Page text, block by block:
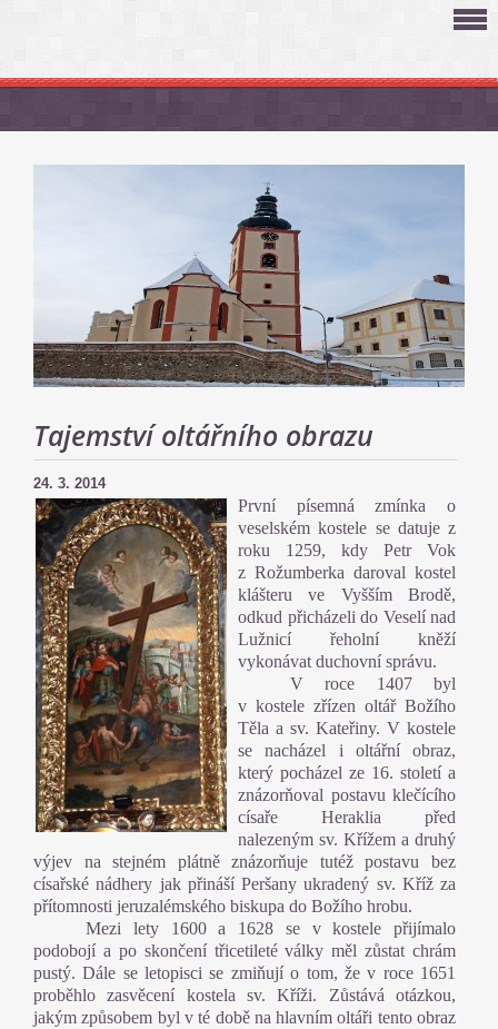
Tajemství oltářního obrazu
24. 3. 2014
První písemná zmínka o
veselském kostele se datuje z
roku 1259, kdy Petr Vok
z Rožumberka daroval kostel
klášteru ve Vyšším Brodě,
odkud přicházeli do Veselí nad
Lužnicí řeholní kněží
vykonávat duchovní správu.
V roce 1407 byl
v kostele zřízen oltář Božího
Těla a sv. Kateřiny. V kostele
se nacházel i oltářní obraz,
který pocházel ze 16. století a
znázorňoval postavu klečícího
císaře Heraklia před
nalezeným sv. Křížem a druhý
výjev na stejném plátně znázorňuje tutéž postavu bez
císařské nádhery jak přináší Peršany ukradený sv. Kříž za
přítomnosti jeruzalémského biskupa do Božího hrobu.
Mezi lety 1600 a 1628 se v kostele přijímalo
podobojí a po skončení třicetileté války měl zůstat chrám
pustý. Dále se letopisci se zmiňují o tom, že v roce 1651
proběhlo zasvěcení kostela sv. Kříži. Zůstává otázkou,
jakým způsobem byl v té době na hlavním oltáři tento obraz